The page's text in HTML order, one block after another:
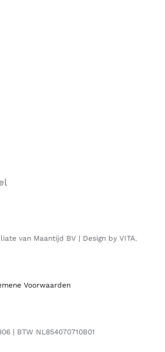
van Maantijd BV | Design by VITA.
Voorwaarden
| BTW NL854070710B01